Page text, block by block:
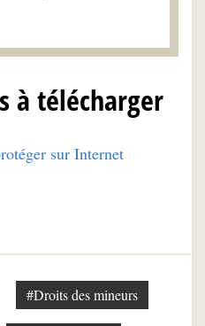
à télécharger
sur Internet
#Droits des mineurs